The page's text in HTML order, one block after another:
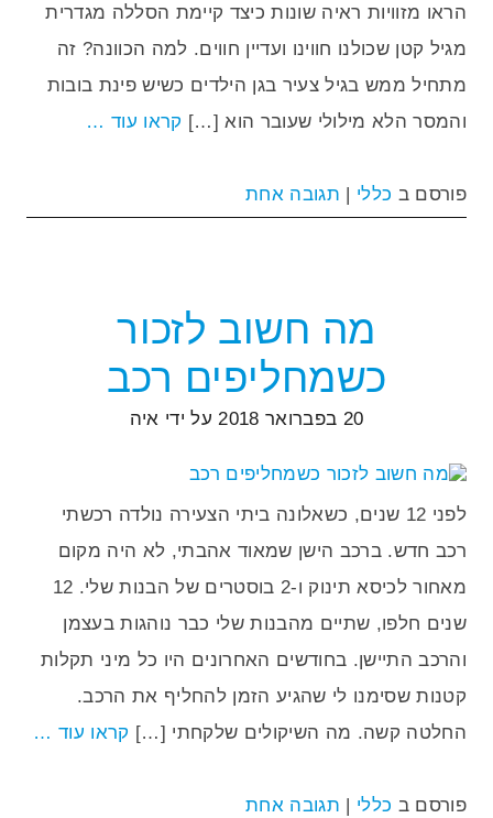
הראו מזוויות ראיה שונות כיצד קיימת הסללה מגדרית
מגיל קטן שכולנו חווינו ועדיין חווים. למה הכוונה? זה
מתחיל ממש בגיל צעיר בגן הילדים כשיש פינת בובות
והמסר הלא מילולי שעובר הוא […] קראו עוד …
פורסם ב כללי | תגובה אחת
מה חשוב לזכור
כשמחליפים רכב
20 בפברואר 2018 על ידי איה
לפני 12 שנים, כשאלונה ביתי הצעירה נולדה רכשתי
רכב חדש. ברכב הישן שמאוד אהבתי, לא היה מקום
מאחור לכיסא תינוק ו-2 בוסטרים של הבנות שלי. 12
שנים חלפו, שתיים מהבנות שלי כבר נוהגות בעצמן
והרכב התיישן. בחודשים האחרונים היו כל מיני תקלות
קטנות שסימנו לי שהגיע הזמן להחליף את הרכב.
החלטה קשה. מה השיקולים שלקחתי […] קראו עוד …
פורסם ב כללי | תגובה אחת